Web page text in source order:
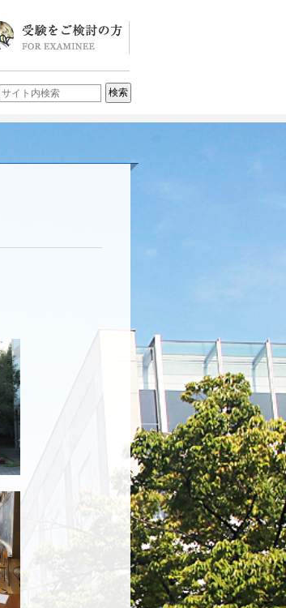
学校説明会・イベント一覧
入試要項・入試結果
Q&A
お問い合わせ
学校案内パンフレット